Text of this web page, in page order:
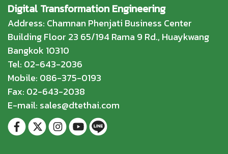
Digital Transformation Engineering
Address: Chamnan Phenjati Business Center
Building Floor 23 65/194 Rama 9 Rd., Huaykwang
Bangkok 10310
Tel: 02-643-2036
Mobile: 086-375-0193
Fax: 02-643-2038
E-mail: sales@dtethai.com